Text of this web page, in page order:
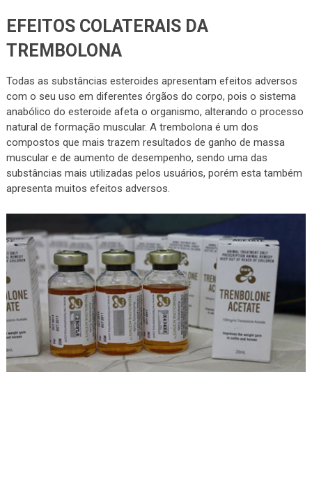
EFEITOS COLATERAIS DA
TREMBOLONA
Todas as substâncias esteroides apresentam efeitos adversos
com o seu uso em diferentes órgãos do corpo, pois o sistema
anabólico do esteroide afeta o organismo, alterando o processo
natural de formação muscular. A trembolona é um dos
compostos que mais trazem resultados de ganho de massa
muscular e de aumento de desempenho, sendo uma das
substâncias mais utilizadas pelos usuários, porém esta também
apresenta muitos efeitos adversos.